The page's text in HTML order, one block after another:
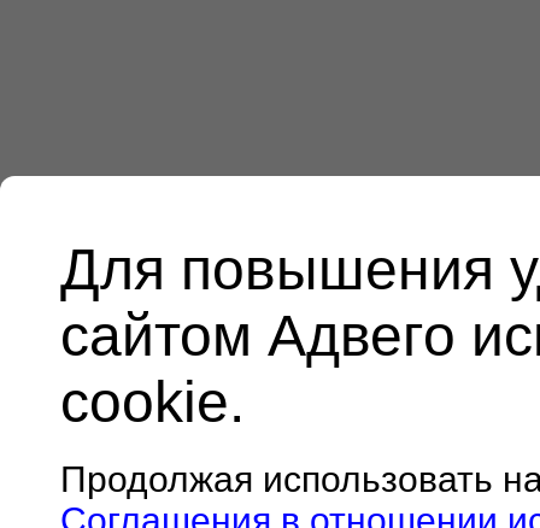
Для повышения
сайтом Адвего
cookie.
Продолжая использовать